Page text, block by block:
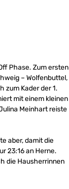
Phase. Zum ersten
– Wolfenbuttel,
zum Kader der 1.
mit einem kleinen
Meinhart reiste
aber, damit die
23:16 an Herne.
die Hausherrinnen